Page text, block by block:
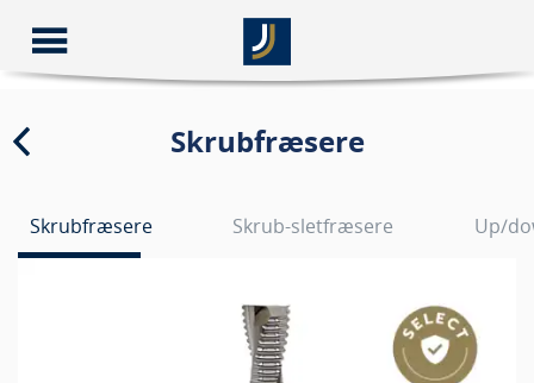
Skrubfræsere
Skrubfræsere Skrub-sletfræsere Up/